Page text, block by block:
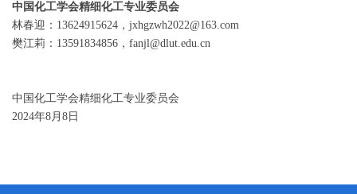
中国化工学会精细化工专业委员会
林春迎：13624915624，jxhgzwh2022@163.com
樊江莉：13591834856，fanjl@dlut.edu.cn
中国化工学会精细化工专业委员会
2024年8月8日